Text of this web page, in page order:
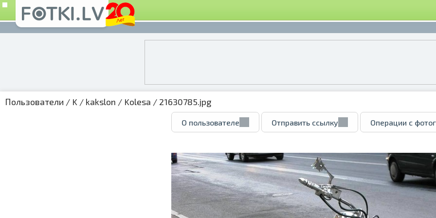
Пользователи / K / kakslon / Kolesa / 21630785.jpg
О пользователе Отправить ссылку Операции с